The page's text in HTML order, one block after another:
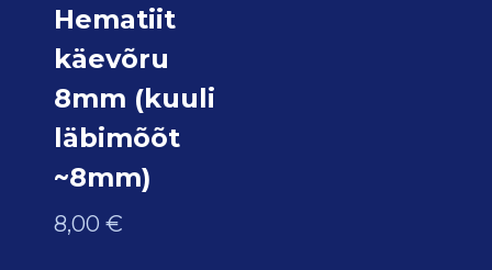
Hematiit
käevõru
8mm (kuuli
läbimõõt
~8mm)
8,00 €